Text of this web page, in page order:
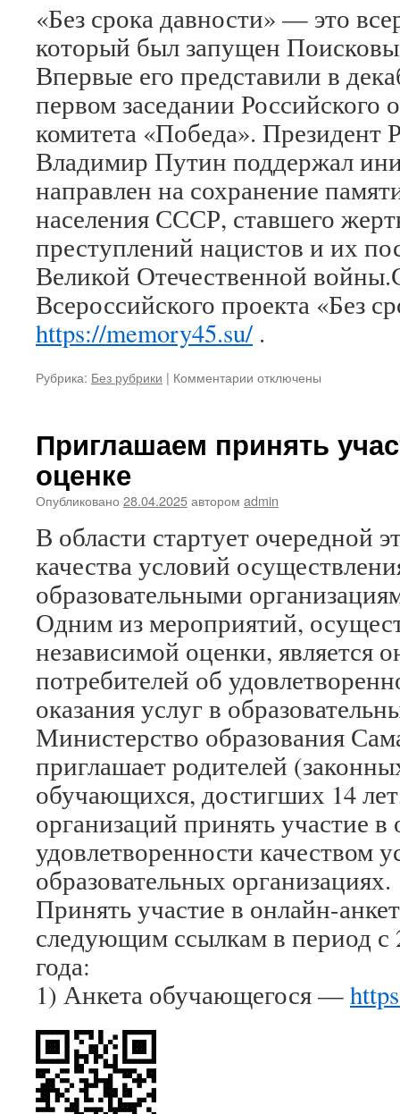
«Без срока давности» — это
который был запущен
Впервые его представили в
первом заседании Российского
комитета «Победа». Президент
Владимир Путин поддержал
направлен на сохранение
населения СССР, ставшего
преступлений нацистов и их
Великой Отечественной
Всероссийского проекта «Без
https://memory45.su/ .
Рубрика: Без рубрики | Комментарии к
«Без
отключены
Приглашаем принять
оценке
Опубликовано 28.04.2025автором admin
В области стартует очередной
качества условий
образовательными
Одним из мероприятий,
независимой оценки, является
потребителей об
оказания услуг в
Министерство образования
приглашает родителей
обучающихся, достигших 14
организаций принять участие
удовлетворенности качеством
образовательных организациях.
Принять участие в онлайн-
следующим ссылкам в период с
года:
1) Анкета обучающегося —